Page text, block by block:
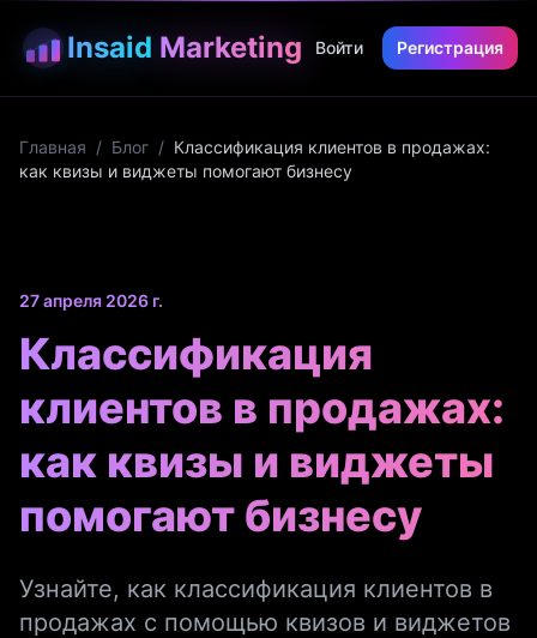
Insaid Marketing Войти Регистрация
Главная / Блог / Классификация клиентов в продажах:
как квизы и виджеты помогают бизнесу
27 апреля 2026 г.
Классификация
клиентов в продажах:
как квизы и виджеты
помогают бизнесу
Узнайте, как классификация клиентов в
продажах с помощью квизов и виджетов